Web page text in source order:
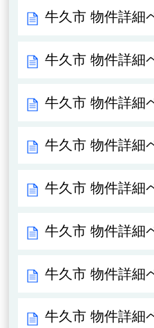
牛久市 物件詳細
牛久市 物件詳細
牛久市 物件詳細
牛久市 物件詳細
牛久市 物件詳細
牛久市 物件詳細
牛久市 物件詳細
牛久市 物件詳細